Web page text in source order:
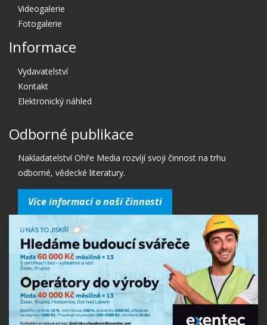
Videogalerie
Fotogalerie
Informace
Vydavatelství
Kontakt
Elektronický náhled
Odborné publikace
Nakladatelství Ohře Media rozvíjí svoji činnost na trhu
odborné, vědecké literatury.
Více informací o naší činnosti